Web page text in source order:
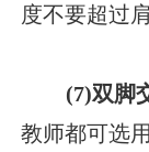
度不要超过肩
(7)双脚
教师都可选